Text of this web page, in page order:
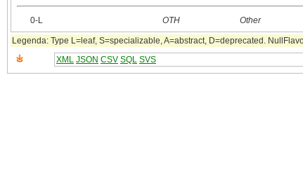
0‑L OTH Other
Legenda: Type L=leaf, S=specializable, A=abstract, D=deprecated.
XML JSON CSV SQL SVS